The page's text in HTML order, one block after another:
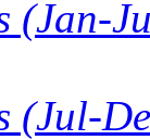
(Jan-
(Jul-